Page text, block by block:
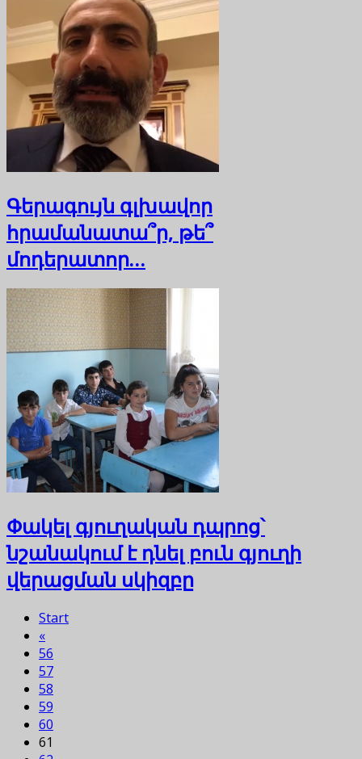
Գերագույն գլխավոր
հրամանատա՞ր, թե՞
մոդերատոր…
Փակել գյուղական դպրոց՝
նշանակում է դնել բուն գյուղի
վերացման սկիզբը
Start
«
56
57
58
59
60
61